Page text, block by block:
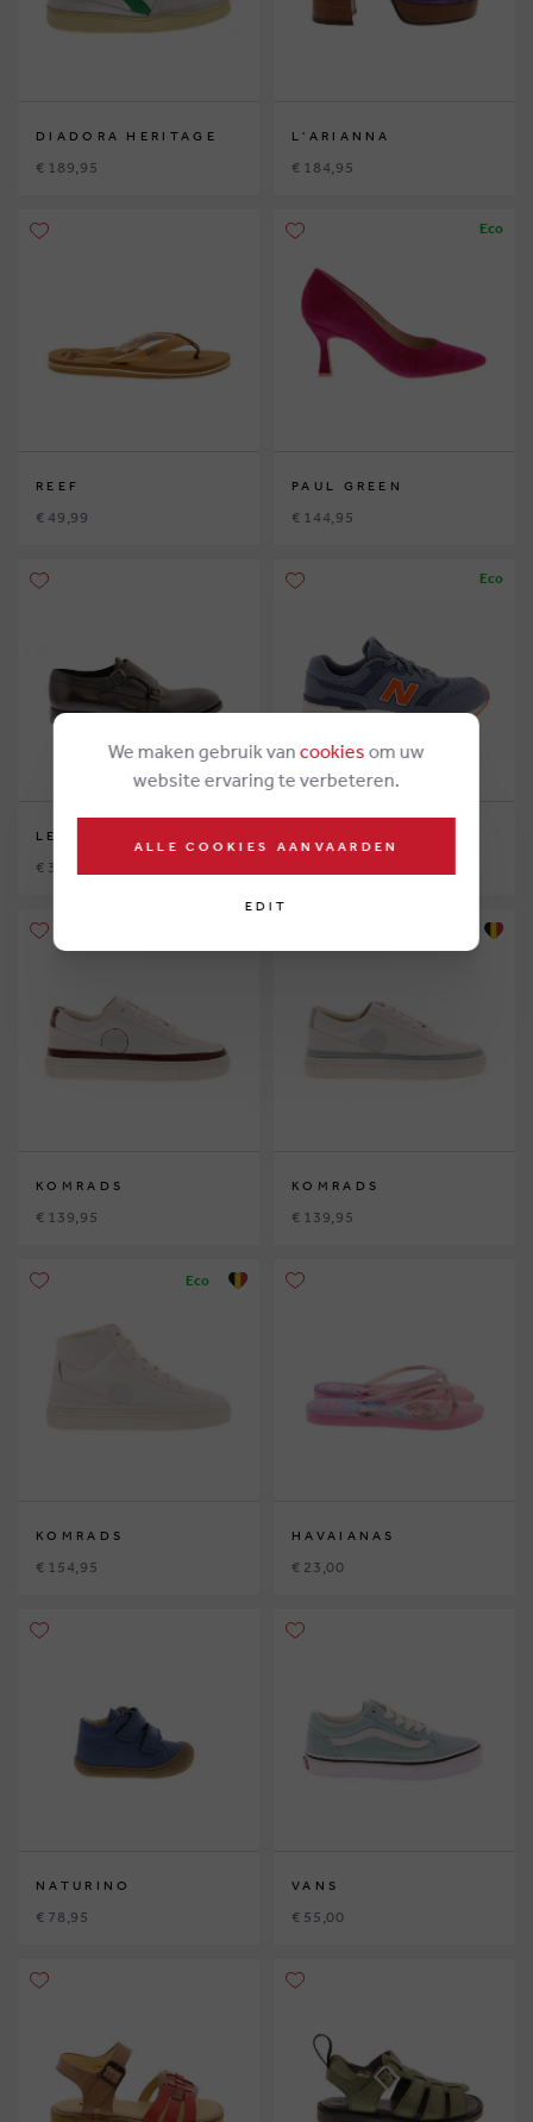
DIADORA HERITAGE
€ 189,95
L'ARIANNA
€ 184,95
REEF
€ 49,99
Eco
PAUL GREEN
€ 144,95
LEMARGO
€ 375,00
Eco
KOMRADS
€ 139,95
KOMRADS
€ 139,95
Eco
KOMRADS
€ 154,95
HAVAIANAS
€ 23,00
NATURINO
€ 78,95
VANS
€ 55,00
We maken gebruik van cookies om uw
website ervaring te verbeteren.
ALLE COOKIES AANVAARDEN
EDIT